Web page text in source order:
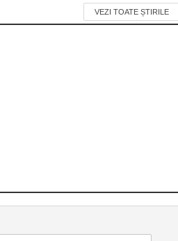
VEZI TOATE ȘTIRILE